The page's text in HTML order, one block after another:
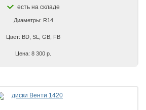
есть на складе
Диаметры: R14
Цвет: BD, SL, GB, FB
Цена: 8 300 р.